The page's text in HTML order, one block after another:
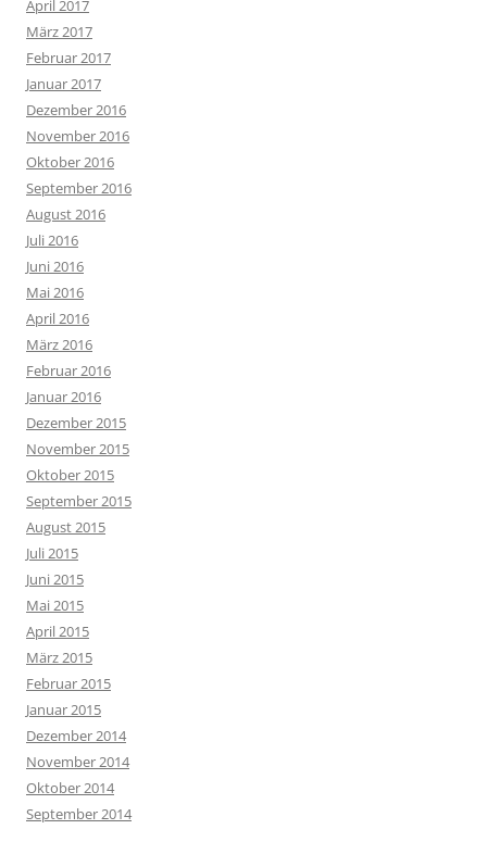
April 2017
März 2017
Februar 2017
Januar 2017
Dezember 2016
November 2016
Oktober 2016
September 2016
August 2016
Juli 2016
Juni 2016
Mai 2016
April 2016
März 2016
Februar 2016
Januar 2016
Dezember 2015
November 2015
Oktober 2015
September 2015
August 2015
Juli 2015
Juni 2015
Mai 2015
April 2015
März 2015
Februar 2015
Januar 2015
Dezember 2014
November 2014
Oktober 2014
September 2014